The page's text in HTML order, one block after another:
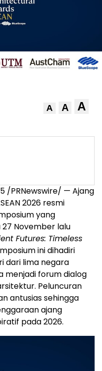
A A A
/PRNewswire/ — Ajang
2026 resmi
yang
27 November lalu
Futures: Timeless
ini dihadiri
dari lima negara
menjadi forum dialog
Peluncuran
antusias sehingga
ajang
pada 2026.